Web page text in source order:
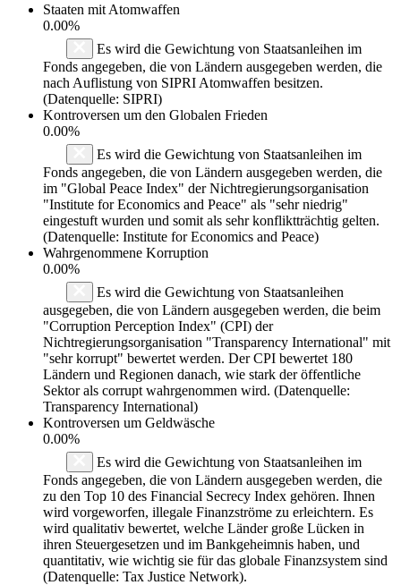
Staaten mit Atomwaffen
0.00%
Es wird die Gewichtung von Staatsanleihen im
Fonds angegeben, die von Ländern ausgegeben werden, die
nach Auflistung von SIPRI Atomwaffen besitzen.
(Datenquelle: SIPRI)
Kontroversen um den Globalen Frieden
0.00%
Es wird die Gewichtung von Staatsanleihen im
Fonds angegeben, die von Ländern ausgegeben werden, die
im "Global Peace Index" der Nichtregierungsorganisation
"Institute for Economics and Peace" als "sehr niedrig"
eingestuft wurden und somit als sehr konfliktträchtig gelten.
(Datenquelle: Institute for Economics and Peace)
Wahrgenommene Korruption
0.00%
Es wird die Gewichtung von Staatsanleihen
ausgegeben, die von Ländern ausgegeben werden, die beim
"Corruption Perception Index" (CPI) der
Nichtregierungsorganisation "Transparency International" mit
"sehr korrupt" bewertet werden. Der CPI bewertet 180
Ländern und Regionen danach, wie stark der öffentliche
Sektor als corrupt wahrgenommen wird. (Datenquelle:
Transparency International)
Kontroversen um Geldwäsche
0.00%
Es wird die Gewichtung von Staatsanleihen im
Fonds angegeben, die von Ländern ausgegeben werden, die
zu den Top 10 des Financial Secrecy Index gehören. Ihnen
wird vorgeworfen, illegale Finanzströme zu erleichtern. Es
wird qualitativ bewertet, welche Länder große Lücken in
ihren Steuergesetzen und im Bankgeheimnis haben, und
quantitativ, wie wichtig sie für das globale Finanzsystem sind
(Datenquelle: Tax Justice Network).